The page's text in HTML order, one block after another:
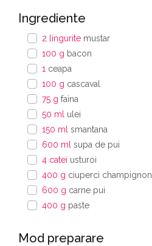
Ingrediente
2 lingurite mustar
100 g bacon
1 ceapa
100 g cascaval
75 g faina
50 ml ulei
150 ml smantana
600 ml supa de pui
4 catei usturoi
400 g ciuperci champignon
600 g carne pui
400 g paste
Mod preparare